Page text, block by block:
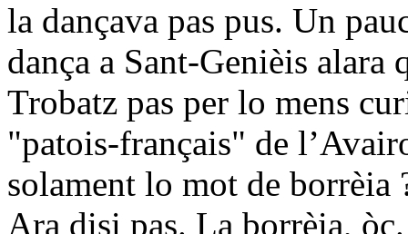
la dançava pas pus. Un
dança a Sant-Genièis alara
Trobatz pas per lo mens
"patois-français" de
solament lo mot de borrèia
Ara disi pas. La borrèia,